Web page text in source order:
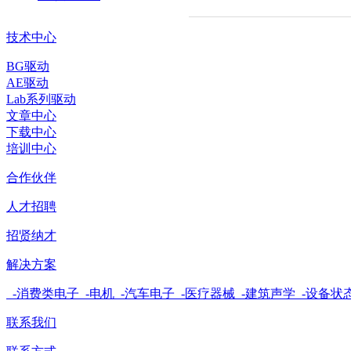
技术中心
BG驱动
AE驱动
Lab系列驱动
文章中心
下载中心
培训中心
合作伙伴
人才招聘
招贤纳才
解决方案
-消费类电子 -电机 -汽车电子 -医疗器械 -建筑声学 -设备状
联系我们